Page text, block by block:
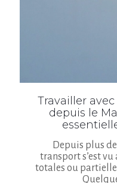
Travailler
depuis le
Depuis plus
transport s’est
totales ou